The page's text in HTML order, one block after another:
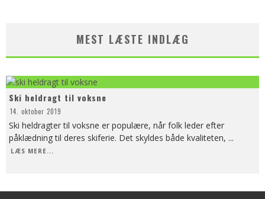
MEST LÆSTE INDLÆG
Ski heldragt til voksne
14. oktober 2019
Ski heldragter til voksne er populære, når folk leder efter
påklædning til deres skiferie. Det skyldes både kvaliteten, ...
LÆS MERE...